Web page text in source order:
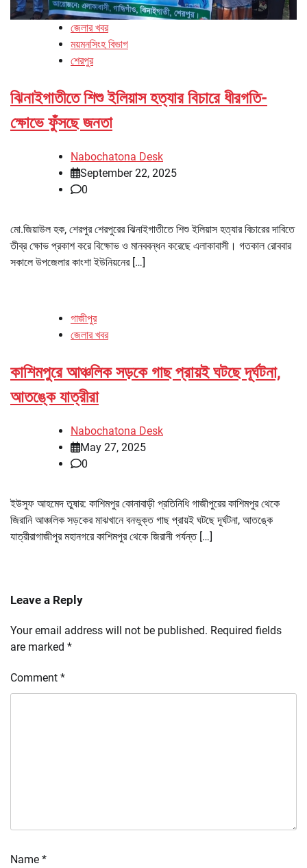
জেলার খবর
ময়মনসিংহ বিভাগ
শেরপুর
ঝিনাইগাতীতে শিশু ইলিয়াস হত্যার বিচারে ধীরগতি-
ক্ষোভে ফুঁসছে জনতা
Nabochatona Desk
September 22, 2025
0
মো.জিয়াউল হক, শেরপুর শেরপুরের ঝিনাইগাতীতে শিশু ইলিয়াস হত্যার বিচারের দাবিতে
তীব্র ক্ষোভ প্রকাশ করে বিক্ষোভ ও মানববন্ধন করেছে এলাকাবাসী। গতকাল রোববার
সকালে উপজেলার কাংশা ইউনিয়নের […]
গাজীপুর
জেলার খবর
কাশিমপুরে আঞ্চলিক সড়কে গাছ প্রায়ই ঘটছে দূর্ঘটনা,
আতঙ্কে যাত্রীরা
Nabochatona Desk
May 27, 2025
0
ইউসুফ আহমেদ তুষার: কাশিমপুর কোনাবাড়ী প্রতিনিধি গাজীপুরের কাশিমপুর থেকে
জিরানি আঞ্চলিক সড়কের মাঝখানে বনভুক্ত গাছ প্রায়ই ঘটছে দূর্ঘটনা, আতঙ্কে
যাত্রীরাগাজীপুর মহানগরে কাশিমপুর থেকে জিরানী পর্যন্ত […]
Leave a Reply
Your email address will not be published. Required fields
are marked *
Comment *
Name *